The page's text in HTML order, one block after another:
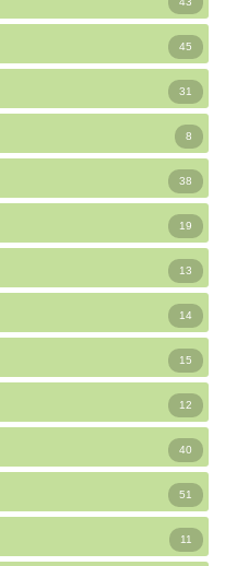
45
31
8
38
19
13
14
15
12
40
51
11